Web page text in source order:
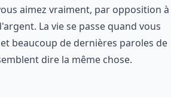
aimez vraiment, par opposition à
La vie se passe quand vous
beaucoup de dernières paroles de
dire la même chose.